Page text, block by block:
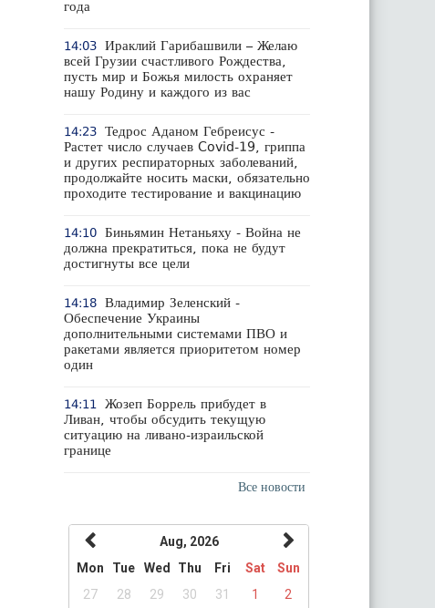
года
14:03 Ираклий Гарибашвили – Желаю
всей Грузии счастливого Рождества,
пусть мир и Божья милость охраняет
нашу Родину и каждого из вас
14:23 Тедрос Аданом Гебреисус -
Растет число случаев Covid-19, гриппа
и других респираторных заболеваний,
продолжайте носить маски, обязательно
проходите тестирование и вакцинацию
14:10 Биньямин Нетаньяху - Война не
должна прекратиться, пока не будут
достигнуты все цели
14:18 Владимир Зеленский -
Обеспечение Украины
дополнительными системами ПВО и
ракетами является приоритетом номер
один
14:11
Жозеп Боррель прибудет в
Ливан, чтобы обсудить текущую
ситуацию на ливано-израильской
границе
Все новости
Aug, 2026
Mon
Tue Wed Thu Fri Sat
Sun
27
28 29 30 31 1
2